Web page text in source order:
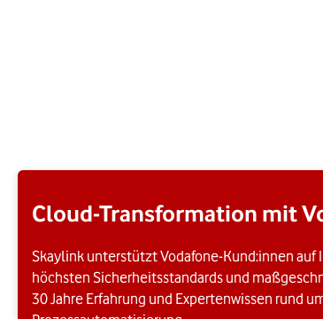
Cloud-Transformation mit
Skaylink unterstützt Vodafone-Kund:innen auf
höchsten Sicherheitsstandards und
30 Jahre Erfahrung und Expertenwissen rund